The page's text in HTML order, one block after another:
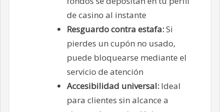
de casino al instante
Resguardo contra estafa:Si
pierdes un cupón no usado,
puede bloquearse mediante el
servicio de atención
Accesibilidad universal:Ideal
para clientes sin alcance a